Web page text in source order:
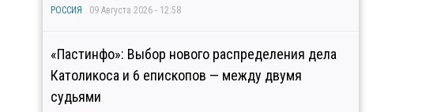
РОССИЯ 09 Августа 2026 - 12:58
«Пастинфо»: Выбор нового распределения дела
Католикоса и 6 епископов — между двумя
судьями